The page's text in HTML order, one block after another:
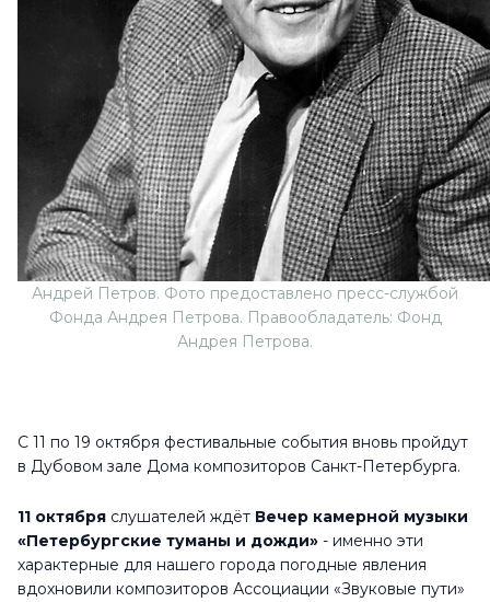
Андрей Петров. Фото предоставлено пресс-службой
Фонда Андрея Петрова. Правообладатель: Фонд
Андрея Петрова.
С 11 по 19 октября фестивальные события вновь пройдут
в Дубовом зале Дома композиторов Санкт-Петербурга.
11 октября слушателей ждёт Вечер камерной музыки
«Петербургские туманы и дожди» - именно эти
характерные для нашего города погодные явления
вдохновили композиторов Ассоциации «Звуковые пути»